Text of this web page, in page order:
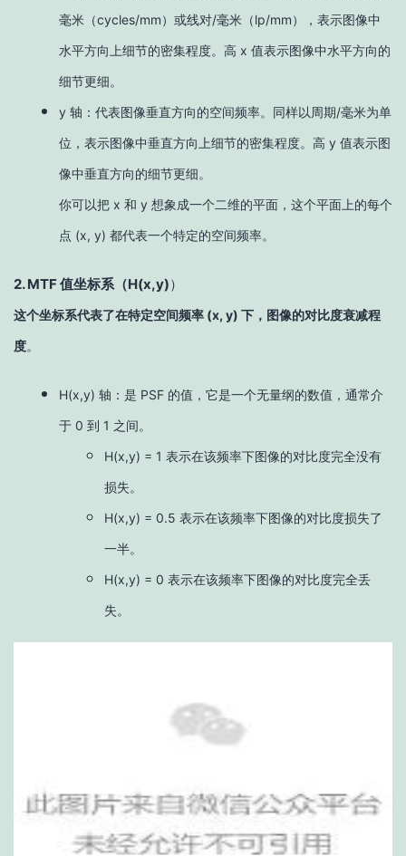
毫米（cycles/mm）或线对/毫米（lp/mm），表示图像中
水平方向上细节的密集程度。高 x 值表示图像中水平方向的
细节更细。
y 轴：代表图像垂直方向的空间频率。同样以周期/毫米为单
位，表示图像中垂直方向上细节的密集程度。高 y 值表示图
像中垂直方向的细节更细。
你可以把 x 和 y 想象成一个二维的平面，这个平面上的每个
点 (x, y) 都代表一个特定的空间频率。
2. MTF 值坐标系（H(x,y)）
这个坐标系代表了在特定空间频率 (x, y) 下，图像的对比度衰减程
度。
H(x,y) 轴：是 PSF 的值，它是一个无量纲的数值，通常介
于 0 到 1 之间。
H(x,y) = 1 表示在该频率下图像的对比度完全没有
损失。
H(x,y) = 0.5 表示在该频率下图像的对比度损失了
一半。
H(x,y) = 0 表示在该频率下图像的对比度完全丢
失。